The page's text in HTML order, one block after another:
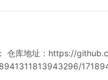
仓库地址：https://